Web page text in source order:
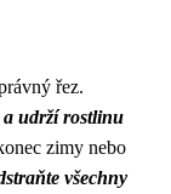
řez.
a udrží rostlinu
zimy nebo
všechny